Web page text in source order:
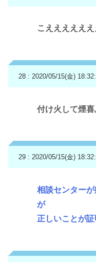
こええええええ
28 : 2020/05/15(金)
付け火して煙
29 : 2020/05/15(金)
相談センター
が
正しいことが